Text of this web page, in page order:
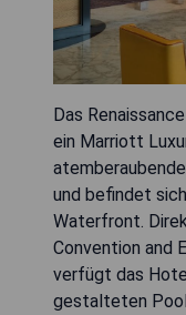
Das
ein Marriott
und befindet
Waterfront.
Convention and
verfügt das
gestalteten